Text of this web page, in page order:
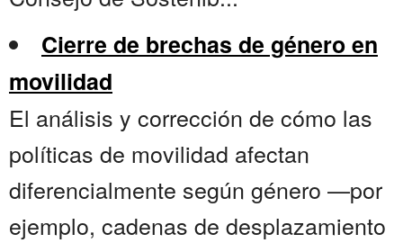
Cierre de brechas de género en
movilidad
El análisis y corrección de cómo las
políticas de movilidad afectan
diferencialmente según género —por
ejemplo, cadenas de desplazamiento